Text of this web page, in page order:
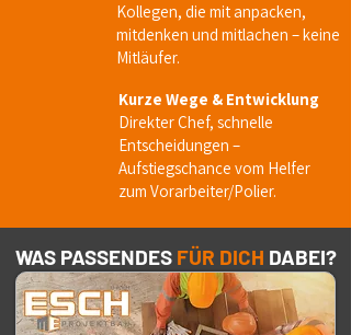
Kollegen, die mit anpacken,
mitdenken und mitlachen – keine
Mitläufer.
Kurze Wege & Entwicklung
Direkter Chef, schnelle
Entscheidungen –
Aufstiegschance vom Helfer
zum Vorarbeiter/Polier.
WAS PASSENDES FÜR DICH DABEI?